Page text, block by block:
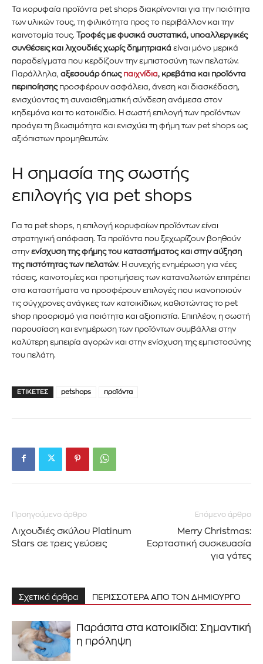
Εγγραφείτε στο Newsletter του
PetshopMarket.gr και
ενημερωθείτε πρώτοι για τα νέα
αγοράς.
Για να εγγραφείτε, απλώς εισάγετε τη διεύθυνση email σας
παρακάτω. Μην ανησυχείτε, σεβόμαστε την ιδιωτικότητά σας
και δεν θα σας στείλουμε ανεπιθύμητα μηνύματα. Οι
πληροφορίες σας είναι ασφαλείς μαζί μας.
ΕΓΓΡΑΦΉ!
Διάβασα και αποδέχομαι την
Τα κορυφαία προϊόντα pet shops διακρίνονται για την ποιότητα
των υλικών τους, τη φιλικότητα προς το περιβάλλον και την
καινοτομία τους. Τροφές με φυσικά συστατικά, υποαλλεργικές
συνθέσεις και λιχουδιές χωρίς δημητριακά είναι μόνο μερικά
παραδείγματα που κερδίζουν την εμπιστοσύνη των πελατών.
Παράλληλα, αξεσουάρ όπως παιχνίδια, κρεβάτια και προϊόντα
περιποίησηςπροσφέρουν ασφάλεια, άνεση και διασκέδαση,
ενισχύοντας τη συναισθηματική σύνδεση ανάμεσα στον
κηδεμόνα και το κατοικίδιο. Η σωστή επιλογή των προϊόντων
προάγει τη βιωσιμότητα και ενισχύει τη φήμη των pet shops ως
αξιόπιστων προμηθευτών.
Η σημασία της σωστής
επιλογής για pet shops
Για τα pet shops, η επιλογή κορυφαίων προϊόντων είναι
στρατηγική απόφαση. Τα προϊόντα που ξεχωρίζουν βοηθούν
στηνενίσχυση της φήμης του καταστήματος και στην αύξηση
της πιστότητας των πελατών. Η συνεχής ενημέρωση για νέες
τάσεις, καινοτομίες και προτιμήσεις των καταναλωτών επιτρέπει
στα καταστήματα να προσφέρουν επιλογές που ικανοποιούν
τις σύγχρονες ανάγκες των κατοικίδιων, καθιστώντας το pet
shop προορισμό για ποιότητα και αξιοπιστία. Επιπλέον, η σωστή
παρουσίαση και ενημέρωση των προϊόντων συμβάλλει στην
καλύτερη εμπειρία αγορών και στην ενίσχυση της εμπιστοσύνης
του πελάτη.
ΕΤΙΚΈΤΕΣ petshops προϊόντα
Προηγούμενο άρθρο
Λιχουδιές σκύλου Platinum
Stars σε τρεις γεύσεις
Επόμενο άρθρο
Merry Christmas:
Εορταστική συσκευασία
για γάτες
Σχετικά άρθρα ΠΕΡΙΣΣΟΤΕΡΑ ΑΠΟ ΤΟΝ ΔΗΜΙΟΥΡΓΟ
Παράσιτα στα κατοικίδια: Σημαντική
η πρόληψη